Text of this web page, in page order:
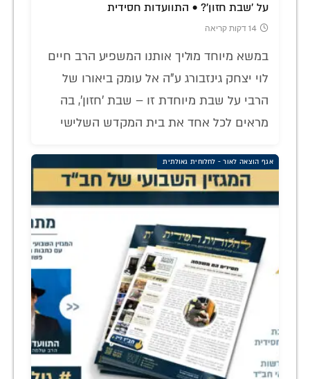
על 'שבת חזון'? • התוועדות חסידית
14 דקות קריאה
במשא מיוחד מוליך אותנו המשפיע הרב חיים
לוי יצחק גינזבורג ע"ה אל עומק ביאורו של
הרבי על שבת מיוחדת זו – שבת 'חזון', בה
מראים לכל אחד את בית המקדש השלישי
אגף הוצאה לאור - לחלוחית גאולתית